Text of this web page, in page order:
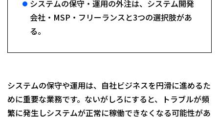
システムの保守・運用の外注は、システム開発
会社・MSP・フリーランスと3つの選択肢があ
る。
システムの保守や運用は、自社ビジネスを円滑に進めるた
めに重要な業務です。ないがしろにすると、トラブルが頻
繁に発生しシステムが正常に稼働できなくなる可能性があ